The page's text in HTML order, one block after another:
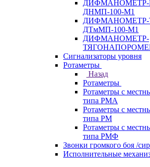
ДНМП-100-М1
ДИФМАНОМЕТР-
ДТмМП-100-М1
ДИФМАНОМЕТР-
Сигнализаторы уровня
Ротаметры
Назад
Ротаметры
Ротаметры с
типа РМА
Ротаметры с
типа РМ
Ротаметры с
типа РМФ
Звонки громкого боя /
Исполнительные